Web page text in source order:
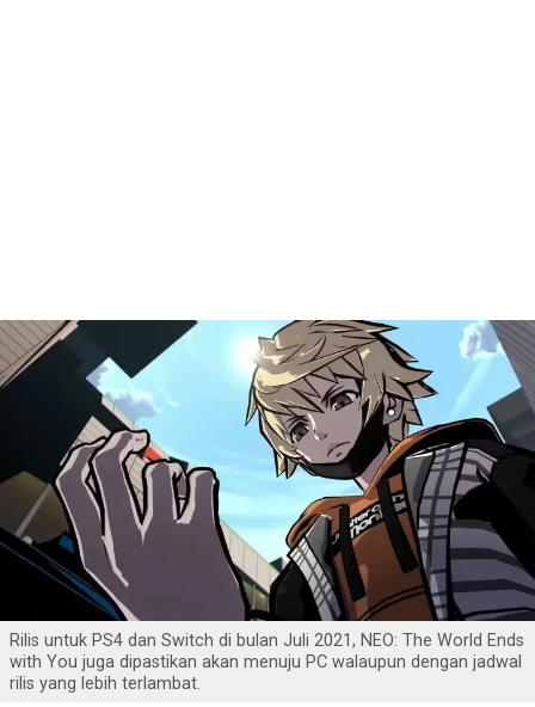
Rilis untuk PS4 dan Switch di bulan Juli 2021, NEO: The World Ends
with You juga dipastikan akan menuju PC walaupun dengan jadwal
rilis yang lebih terlambat.